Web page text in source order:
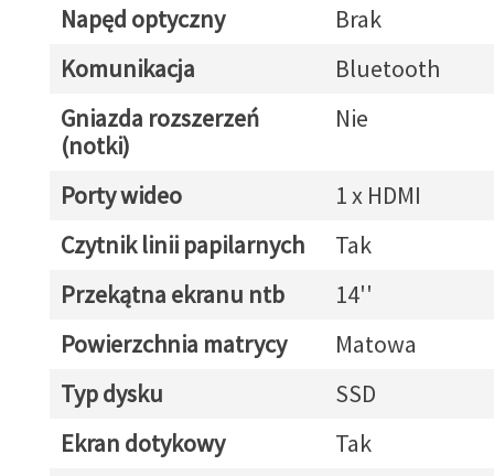
Napęd optyczny
Brak
Komunikacja
Bluetooth
Gniazda rozszerzeń
(notki)
Nie
Porty wideo
1 x HDMI
Czytnik linii papilarnych
Tak
Przekątna ekranu ntb
14''
Powierzchnia matrycy
Matowa
Typ dysku
SSD
Ekran dotykowy
Tak